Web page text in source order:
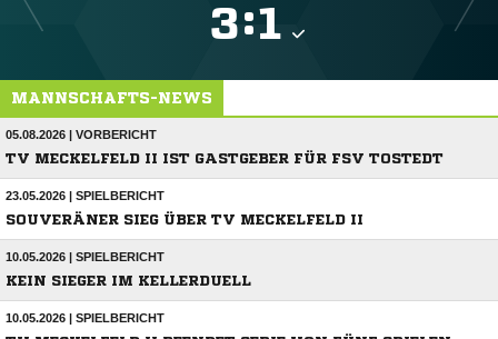
:
MANNSCHAFTS-NEWS
05.08.2026 | VORBERICHT
TV MECKELFELD II IST GASTGEBER FÜR FSV TOSTEDT
23.05.2026 | SPIELBERICHT
SOUVERÄNER SIEG ÜBER TV MECKELFELD II
10.05.2026 | SPIELBERICHT
KEIN SIEGER IM KELLERDUELL
10.05.2026 | SPIELBERICHT